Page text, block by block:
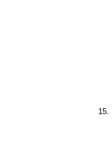
15.